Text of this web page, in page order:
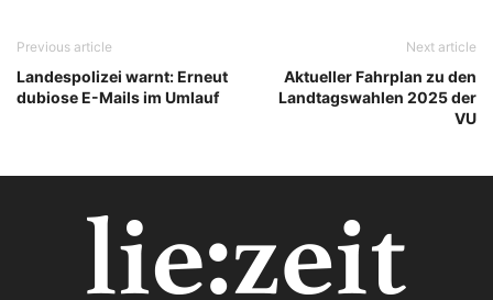
Previous article
Landespolizei warnt: Erneut
dubiose E-Mails im Umlauf
Next article
Aktueller Fahrplan zu den
Landtagswahlen 2025 der
VU